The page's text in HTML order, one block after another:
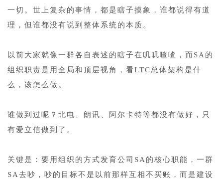
一切。世上复杂的事情，都是瞎子摸象，谁都说得有道
理，但谁都没有说到整体系统的本质。
以前大家就像一群各自表述的瞎子在叽叽喳喳，而SA的
组织职责是用全局和顶层视角，看LTC总体架构是什
么，该怎么做。
谁做到过呢？北电、朗讯、阿尔卡特等都没有做好，只
有爱立信做到了。
关键是：要用组织的方式发育公司SA的核心职能，一群
SA去吵，吵的目标不是以前那样互相不买账，而是建设